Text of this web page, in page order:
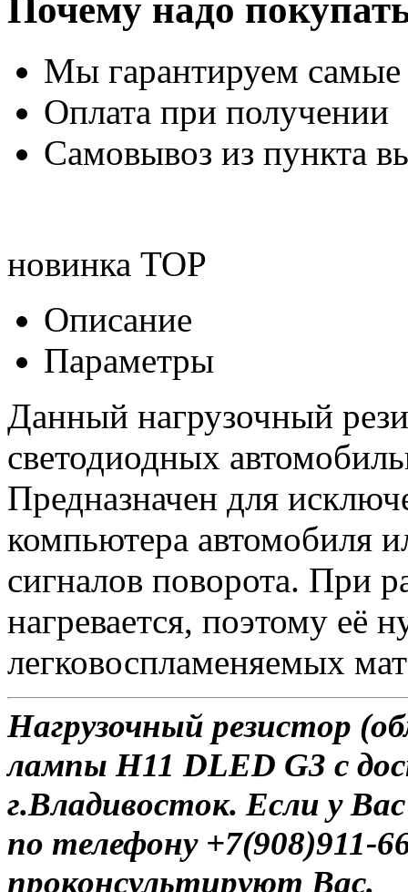
Почему надо
Мы гарантируем
Оплата при получении
Самовывоз из пункта
новинка TOP
Описание
Параметры
Данный нагрузочный
светодиодных
Предназначен для
компьютера автомобиля
сигналов поворота. При
нагревается, поэтому её
легковоспламеняемых
Нагрузочный резистор
лампы H11 DLED G3 с
г.Владивосток. Если у
по телефону
проконсультируют Вас.